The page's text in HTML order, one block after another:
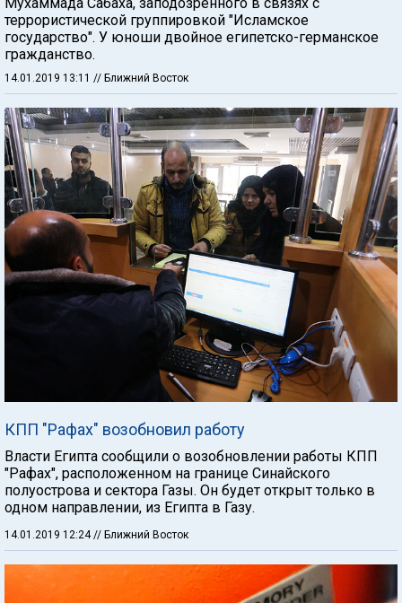
террористической группировкой "Исламское
государство". У юноши двойное египетско-германское
гражданство.
14.01.2019 13:11 // Ближний Восток
КПП "Рафах" возобновил работу
Власти Египта сообщили о возобновлении работы КПП
"Рафах", расположенном на границе Синайского
полуострова и сектора Газы. Он будет открыт только в
одном направлении, из Египта в Газу.
14.01.2019 12:24// Ближний Восток